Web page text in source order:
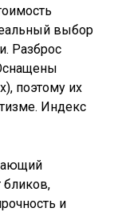
выбор
Разброс
поэтому их
Индекс
бликов,
и